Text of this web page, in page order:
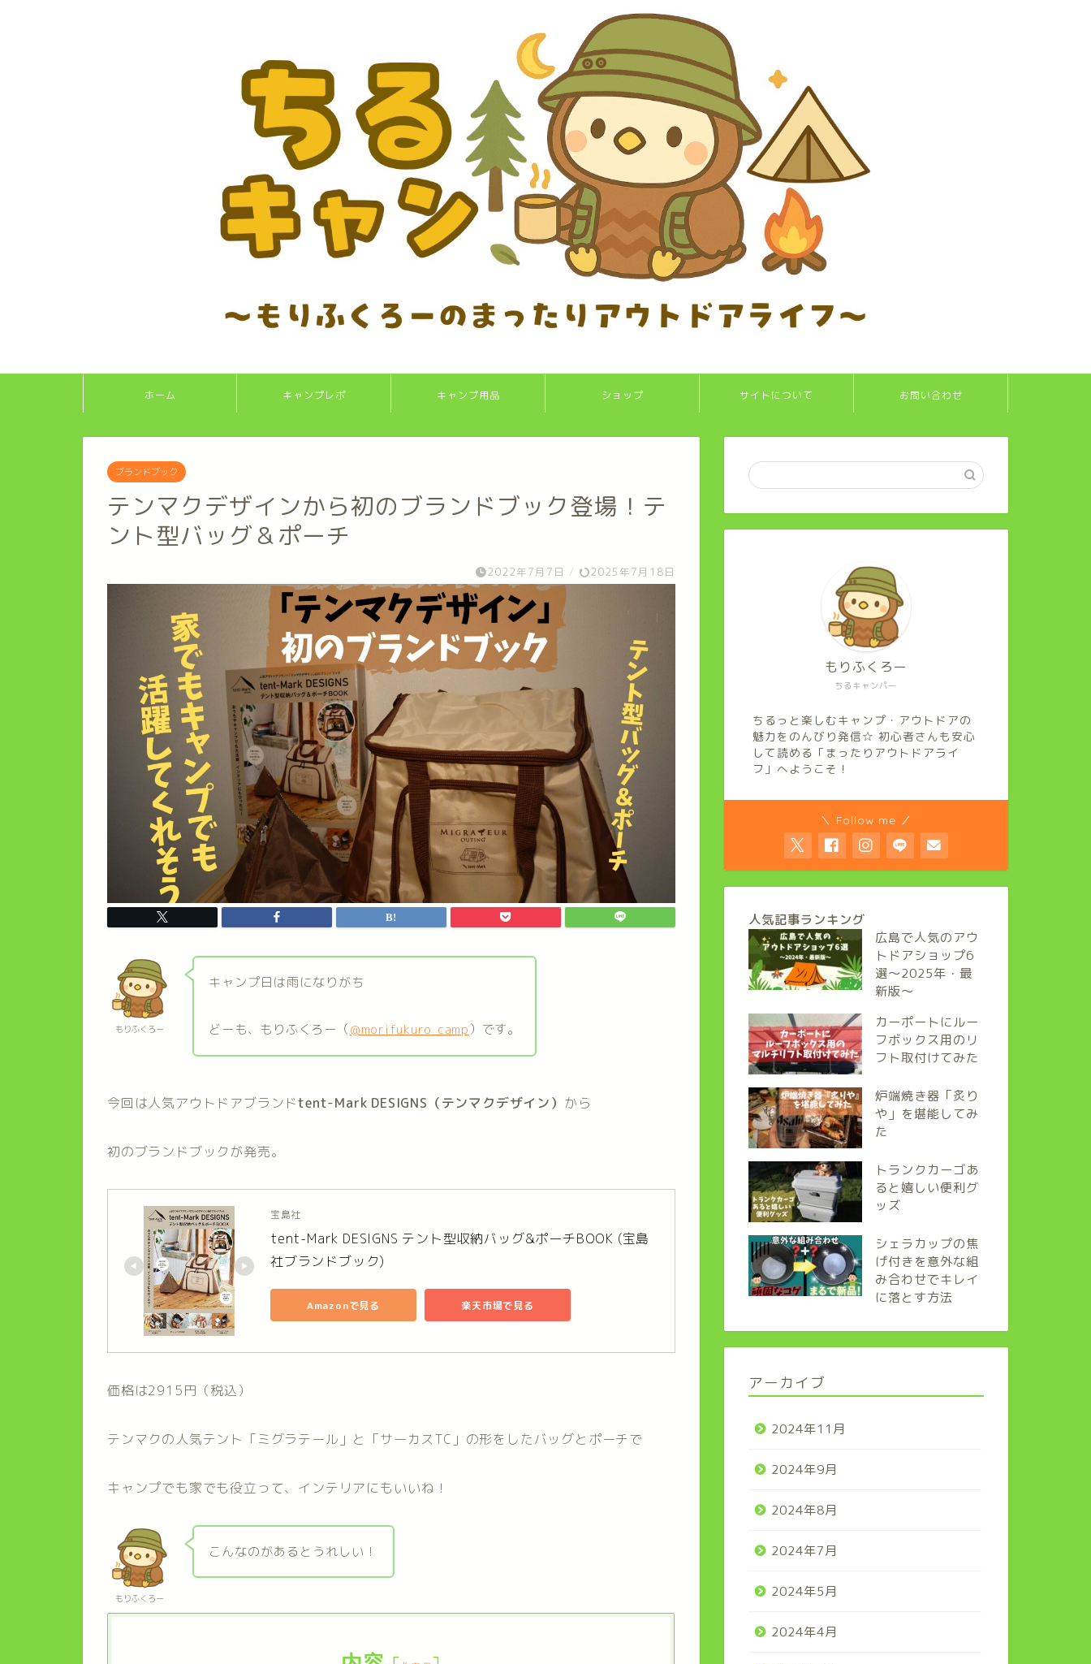
ホーム キャンプレポ キャンプ用品 ショップ サイトについて お問い合わせ
ブランドブック
テンマクデザインから初のブランドブック登場！テ
ント型バッグ＆ポーチ
2022年7月7日 / 2025年7月18日
もりふくろー
キャンプ日は雨になりがち
どーも、もりふくろー（@morifukuro_camp）です。
今回は人気アウトドアブランドtent-Mark DESIGNS（テンマクデザイン） から
初のブランドブックが発売。
宝島社
tent-Mark DESIGNS テント型収納バッグ&ポーチBOOK (宝島
社ブランドブック)
Amazonで見る 楽天市場で見る
価格は2915円（税込）
テンマクの人気テント「ミグラテール」と「サーカスTC」の形をしたバッグとポーチで
キャンプでも家でも役立って、インテリアにもいいね！
もりふくろー
こんなのがあるとうれしい！
ちるキャンパー
もりふくろー
ちるっと楽しむキャンプ・アウトドアの
魅力をのんびり発信☆ 初心者さんも安心
して読める「まったりアウトドアライ
フ」へようこそ！
＼ Follow me ／
人気記事ランキング
広島で人気のアウ
トドアショップ6
選～2025年・最
新版～
カーポートにルー
フボックス用のリ
フト取付けてみた
炉端焼き器「炙り
や」を堪能してみ
た
トランクカーゴあ
ると嬉しい便利グ
ッズ
シェラカップの焦
げ付きを意外な組
み合わせでキレイ
に落とす方法
アーカイブ
2024年11月
2024年9月
2024年8月
2024年7月
2024年5月
2024年4月